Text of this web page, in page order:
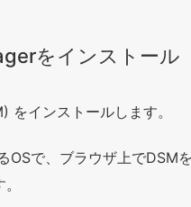
をインストール
インストールします。
OSで、ブラウザ上でDSM